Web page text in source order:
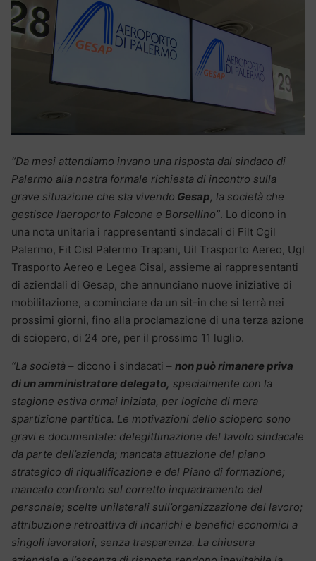
“Da mesi attendiamo invano una risposta dal sindaco di
Palermo alla nostra formale richiesta di incontro sulla
grave situazione che sta vivendo Gesap, la società che
gestisce l’aeroporto Falcone e Borsellino”. Lo dicono in
una nota unitaria i rappresentanti sindacali di Filt Cgil
Palermo, Fit Cisl Palermo Trapani, Uil Trasporto Aereo, Ugl
Trasporto Aereo e Legea Cisal, assieme ai rappresentanti
di aziendali di Gesap, che annunciano nuove iniziative di
mobilitazione, a cominciare da un sit-in che si terrà nei
prossimi giorni, fino alla proclamazione di una terza azione
di sciopero, di 24 ore, per il prossimo 11 luglio.
“La società – dicono i sindacati – non può rimanere priva
di un amministratore delegato, specialmente con la
stagione estiva ormai iniziata, per logiche di mera
spartizione partitica. Le motivazioni dello sciopero sono
gravi e documentate: delegittimazione del tavolo sindacale
da parte dell’azienda; mancata attuazione del piano
strategico di riqualificazione e del Piano di formazione;
mancato confronto sul corretto inquadramento del
personale; scelte unilaterali sull’organizzazione del lavoro;
attribuzione retroattiva di incarichi e benefici economici a
singoli lavoratori, senza trasparenza. La chiusura